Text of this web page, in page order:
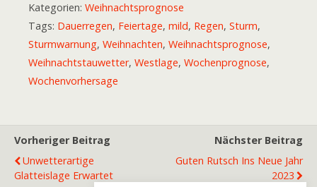
Kategorien: Weihnachtsprognose
Tags: Dauerregen, Feiertage, mild, Regen, Sturm,
Sturmwarnung, Weihnachten, Weihnachtsprognose,
Weihnachtstauwetter, Westlage, Wochenprognose,
Wochenvorhersage
Vorheriger Beitrag
Unwetterartige
Glatteislage Erwartet
Nächster Beitrag
Guten Rutsch Ins Neue Jahr
2023